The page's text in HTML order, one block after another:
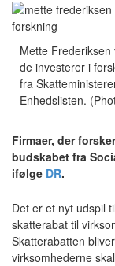
Mette
de investerer i
fra
Enhedslisten.
Firmaer, der
budskabet fra
ifølge DR.
Det er et nyt udspil
skatterabat til
Skatterabatten
virksomhederne